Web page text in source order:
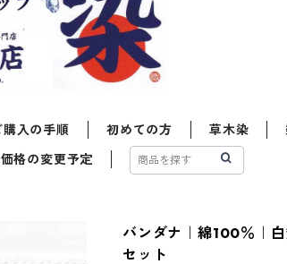
購入の手順 初めての方 草木染
格の変更予定
バンダナ｜綿100％｜
セット